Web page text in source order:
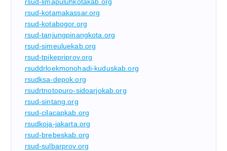
rsud-limapuluhkotakab.org
rsud-kotamakassar.org
rsud-kotabogor.org
rsud-tanjungpinangkota.org
rsud-simeuluekab.org
rsud-tpikepriprov.org
rsuddrloekmonohadi-kuduskab.org
rsudksa-depok.org
rsudrtnotopuro-sidoarjokab.org
rsud-sintang.org
rsud-cilacapkab.org
rsudkoja-jakarta.org
rsud-brebeskab.org
rsud-sulbarprov.org